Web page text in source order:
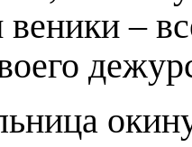
веники –